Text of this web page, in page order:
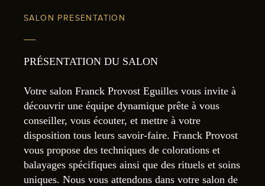
SALON PRESENTATION
PRÉSENTATION DU SALON
Votre salon Franck Provost Eguilles vous invite à
découvrir une équipe dynamique prête à vous
conseiller, vous écouter, et mettre à votre
disposition tous leurs savoir-faire. Franck Provost
vous propose des techniques de colorations et
balayages spécifiques ainsi que des rituels et soins
uniques. Nous vous attendons dans votre salon de